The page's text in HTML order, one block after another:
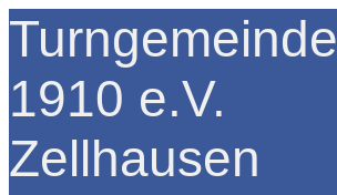
Turngemeinde
1910 e.V.
Zellhausen